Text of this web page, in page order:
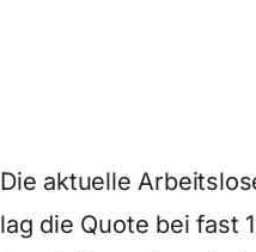
Die aktuelle
lag die Quote bei fast